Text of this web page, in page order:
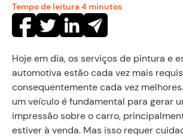
Tempo de leitura4 minutos
Hoje em dia, os serviços de pintura e
automotiva estão cada vez mais
consequentemente cada vez
um veículo é fundamental para gerar
impressão sobre o carro,
estiver à venda. Mas isso requer